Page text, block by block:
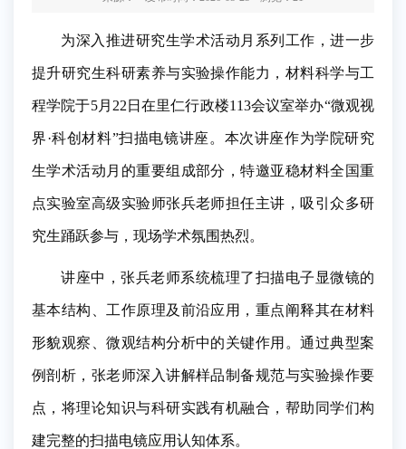
为深入推进研究生学术活动月系列工作，进一步
提升研究生科研素养与实验操作能力，材料科学与工
程学院于5月22日在里仁行政楼113会议室举办“微观视
界·科创材料”扫描电镜讲座。本次讲座作为学院研究
生学术活动月的重要组成部分，特邀亚稳材料全国重
点实验室高级实验师张兵老师担任主讲，吸引众多研
究生踊跃参与，现场学术氛围热烈。
讲座中，张兵老师系统梳理了扫描电子显微镜的
基本结构、工作原理及前沿应用，重点阐释其在材料
形貌观察、微观结构分析中的关键作用。通过典型案
例剖析，张老师深入讲解样品制备规范与实验操作要
点，将理论知识与科研实践有机融合，帮助同学们构
建完整的扫描电镜应用认知体系。